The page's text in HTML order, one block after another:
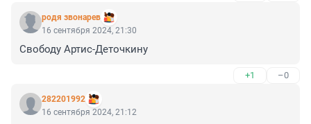
родя звонарев
16 сентября 2024, 21:30
Свободу Артис-Деточкину
+1 –0
282201992
16 сентября 2024, 21:12